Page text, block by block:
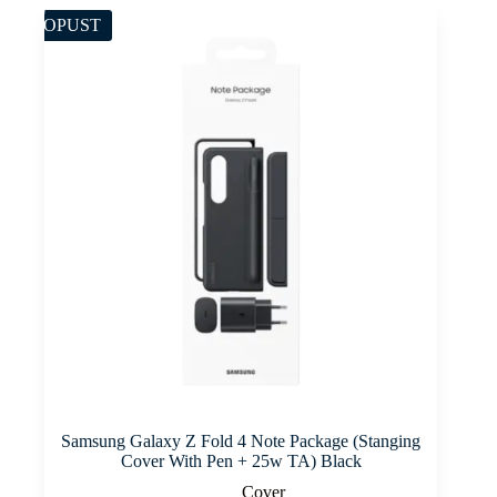
POPUST
Samsung Galaxy Z Fold 4 Note Package (Stanging
Cover With Pen + 25w TA) Black
Cover